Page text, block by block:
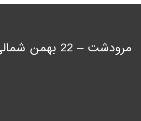
مرودشت – 22 بهمن شمالی